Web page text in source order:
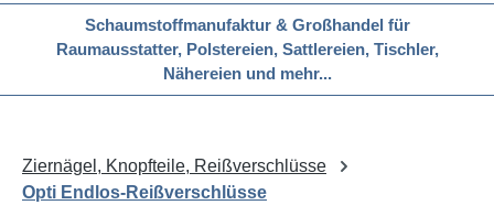
Schaumstoffmanufaktur & Großhandel für
Raumausstatter, Polstereien, Sattlereien, Tischler,
Nähereien und mehr...
Ziernägel, Knopfteile, Reißverschlüsse
Opti Endlos-Reißverschlüsse